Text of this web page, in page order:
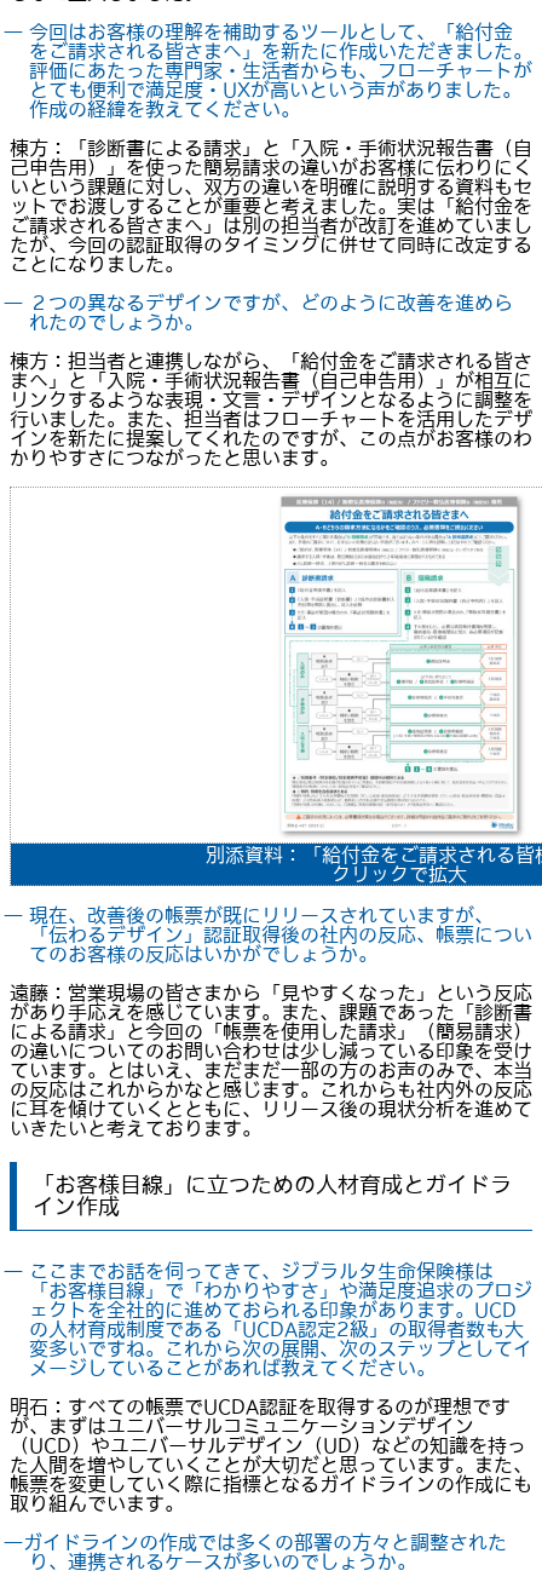
― 今回はお客様の理解を補助するツールとして、「給付金
をご請求される皆さまへ」を新たに作成いただきました。
評価にあたった専門家・生活者からも、フローチャートが
とても便利で満足度・UXが高いという声がありました。
作成の経緯を教えてください。
棟方：「診断書による請求」と「入院・手術状況報告書（自
己申告用）」を使った簡易請求の違いがお客様に伝わりにく
いという課題に対し、双方の違いを明確に説明する資料もセ
ットでお渡しすることが重要と考えました。実は「給付金を
ご請求される皆さまへ」は別の担当者が改訂を進めていまし
たが、今回の認証取得のタイミングに併せて同時に改定する
ことになりました。
― ２つの異なるデザインですが、どのように改善を進めら
れたのでしょうか。
棟方：担当者と連携しながら、「給付金をご請求される皆さ
まへ」と「入院・手術状況報告書（自己申告用）」が相互に
リンクするような表現・文言・デザインとなるように調整を
行いました。また、担当者はフローチャートを活用したデザ
インを新たに提案してくれたのですが、この点がお客様のわ
かりやすさにつながったと思います。
別添資料：「給付金をご請求される皆
クリックで拡大
― 現在、改善後の帳票が既にリリースされていますが、
「伝わるデザイン」認証取得後の社内の反応、帳票につい
てのお客様の反応はいかがでしょうか。
遠藤：営業現場の皆さまから「見やすくなった」という反応
があり手応えを感じています。また、課題であった「診断書
による請求」と今回の「帳票を使用した請求」（簡易請求）
の違いについてのお問い合わせは少し減っている印象を受け
ています。とはいえ、まだまだ一部の方のお声のみで、本当
の反応はこれからかなと感じます。これからも社内外の反応
に耳を傾けていくとともに、リリース後の現状分析を進めて
いきたいと考えております。
「お客様目線」に立つための人材育成とガイドラ
イン作成
― ここまでお話を伺ってきて、ジブラルタ生命保険様は
「お客様目線」で「わかりやすさ」や満足度追求のプロジ
ェクトを全社的に進めておられる印象があります。UCD
の人材育成制度である「UCDA認定2級」の取得者数も大
変多いですね。これから次の展開、次のステップとしてイ
メージしていることがあれば教えてください。
明石：すべての帳票でUCDA認証を取得するのが理想です
が、まずはユニバーサルコミュニケーションデザイン
（UCD）やユニバーサルデザイン（UD）などの知識を持っ
た人間を増やしていくことが大切だと思っています。また、
帳票を変更していく際に指標となるガイドラインの作成にも
取り組んでいます。
―ガイドラインの作成では多くの部署の方々と調整された
り、連携されるケースが多いのでしょうか。